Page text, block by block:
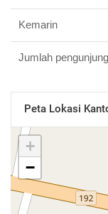
Kemarin
Jumlah pengunjung
Peta Lokasi
+
−